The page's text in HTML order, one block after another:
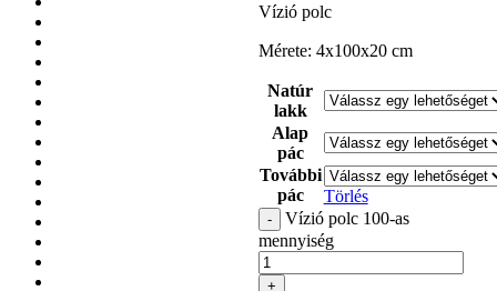
Vízió polc
Mérete: 4x100x20 cm
Natúr
lakk
Alap
pác
További
pác
Törlés
-
Vízió polc 100-as
mennyiség
+